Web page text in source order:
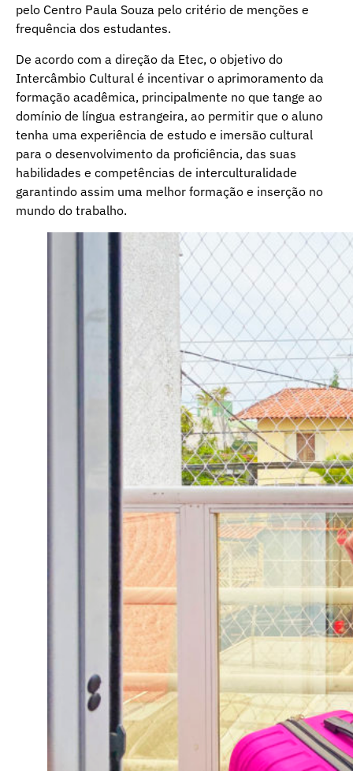
pelo Centro Paula Souza pelo critério de menções e
frequência dos estudantes.
De acordo com a direção da Etec, o objetivo do
Intercâmbio Cultural é incentivar o aprimoramento da
formação acadêmica, principalmente no que tange ao
domínio de língua estrangeira, ao permitir que o aluno
tenha uma experiência de estudo e imersão cultural
para o desenvolvimento da proficiência, das suas
habilidades e competências de interculturalidade
garantindo assim uma melhor formação e inserção no
mundo do trabalho.